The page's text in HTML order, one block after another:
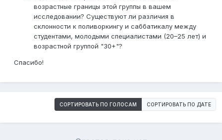
возрастные границы этой группы в вашем
исследовании? Существуют ли различия в
склонности к поливоркингу и саббатикалу между
студентами, молодыми специалистами (20–25 лет) и
возрастной группой "30+"?
Спасибо!
СОРТИРОВАТЬ ПО ГОЛОСАМ СОРТИРОВАТЬ ПО ДАТЕ